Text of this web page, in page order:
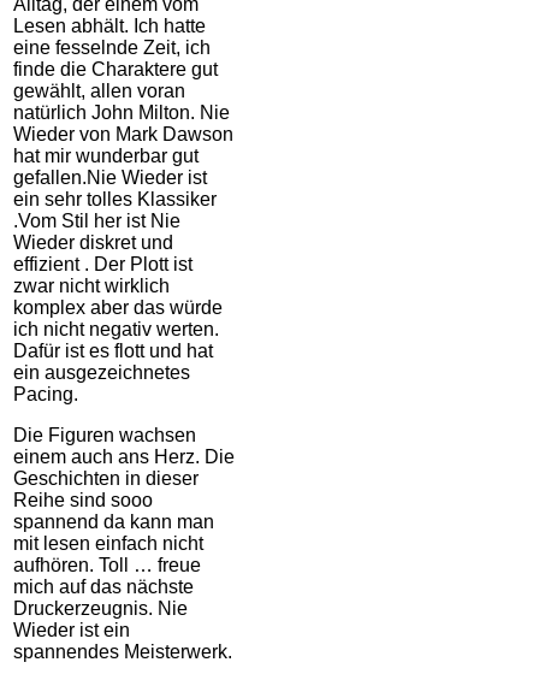
Lesen abhält. Ich hatte
eine fesselnde Zeit, ich
finde die Charaktere gut
gewählt, allen voran
natürlich John Milton. Nie
Wieder von Mark Dawson
hat mir wunderbar gut
gefallen.Nie Wieder ist
ein sehr tolles Klassiker
.Vom Stil her ist Nie
Wieder diskret und
effizient . Der Plott ist
zwar nicht wirklich
komplex aber das würde
ich nicht negativ werten.
Dafür ist es flott und hat
ein ausgezeichnetes
Pacing.
Die Figuren wachsen
einem auch ans Herz. Die
Geschichten in dieser
Reihe sind sooo
spannend da kann man
mit lesen einfach nicht
aufhören. Toll … freue
mich auf das nächste
Druckerzeugnis. Nie
Wieder ist ein
spannendes Meisterwerk.